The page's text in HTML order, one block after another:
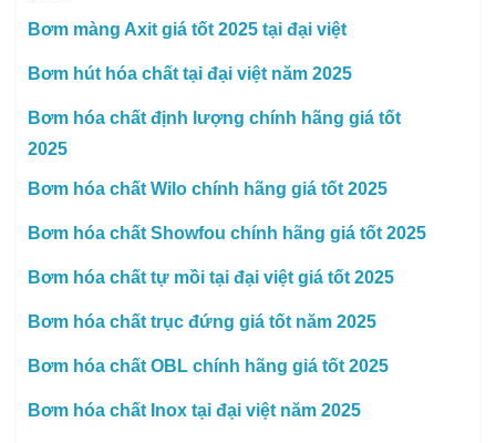
Bơm màng Axit giá tốt 2025 tại đại việt
Bơm hút hóa chất tại đại việt năm 2025
Bơm hóa chất định lượng chính hãng giá tốt
2025
Bơm hóa chất Wilo chính hãng giá tốt 2025
Bơm hóa chất Showfou chính hãng giá tốt 2025
Bơm hóa chất tự mồi tại đại việt giá tốt 2025
Bơm hóa chất trục đứng giá tốt năm 2025
Bơm hóa chất OBL chính hãng giá tốt 2025
Bơm hóa chất Inox tại đại việt năm 2025